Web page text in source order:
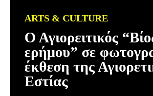
ARTS & CULTURE
Ο Αγιορειτικός
ερήμου” σε
έκθεση της
Εστίας